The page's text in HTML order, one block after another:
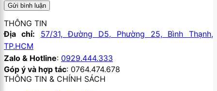
THÔNG TIN
Địa chỉ:
57/31, Đường D5, Phường 25, Bình Thạnh,
TP.HCM
Zalo & Hotline: 0929.444.333
Góp ý và hợp tác: 0764.474.678
THÔNG TIN & CHÍNH SÁCH